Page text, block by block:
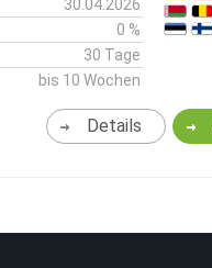
30.04.2026
0 %
30 Tage
bis 10 Wochen
Details